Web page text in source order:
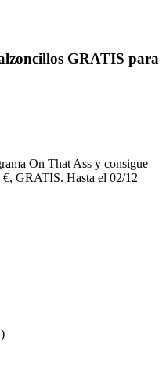
GRATIS para
On That Ass y consigue
GRATIS. Hasta el 02/12